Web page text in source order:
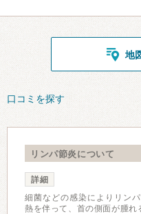
地
口コミを探す
リンパ節炎について
詳細
細菌などの感染によりリン
熱を伴って、首の側面が腫れ